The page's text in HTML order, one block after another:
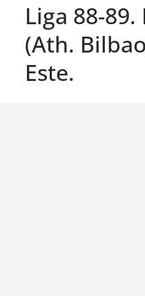
Liga 88-
(Ath.
Este.